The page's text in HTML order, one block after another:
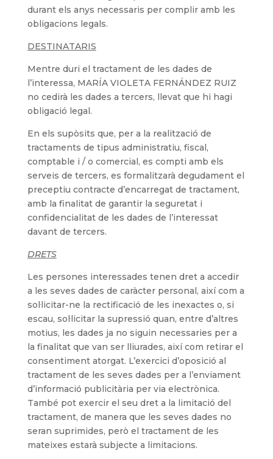
durant els anys necessaris per complir amb les
obligacions legals.
DESTINATARIS
Mentre duri el tractament de les dades de
l’interessa, MARÍA VIOLETA FERNÁNDEZ RUIZ
no cedirà les dades a tercers, llevat que hi hagi
obligació legal.
En els supòsits que, per a la realització de
tractaments de tipus administratiu, fiscal,
comptable i / o comercial, es compti amb els
serveis de tercers, es formalitzarà degudament el
preceptiu contracte d’encarregat de tractament,
amb la finalitat de garantir la seguretat i
confidencialitat de les dades de l’interessat
davant de tercers.
DRETS
Les persones interessades tenen dret a accedir
a les seves dades de caràcter personal, així com a
sol·licitar-ne la rectificació de les inexactes o, si
escau, sol·licitar la supressió quan, entre d’altres
motius, les dades ja no siguin necessaries per a
la finalitat que van ser lliurades, així com retirar el
consentiment atorgat. L’exercici d’oposició al
tractament de les seves dades per a l’enviament
d’informació publicitària per via electrònica.
També pot exercir el seu dret a la limitació del
tractament, de manera que les seves dades no
seran suprimides, però el tractament de les
mateixes estarà subjecte a limitacions.